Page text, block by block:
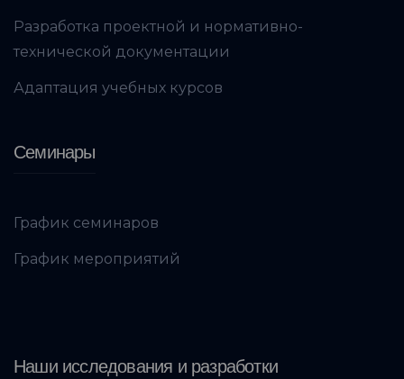
Разработка проектной и нормативно-
технической документации
Адаптация учебных курсов
Семинары
График семинаров
График мероприятий
Наши исследования и разработки